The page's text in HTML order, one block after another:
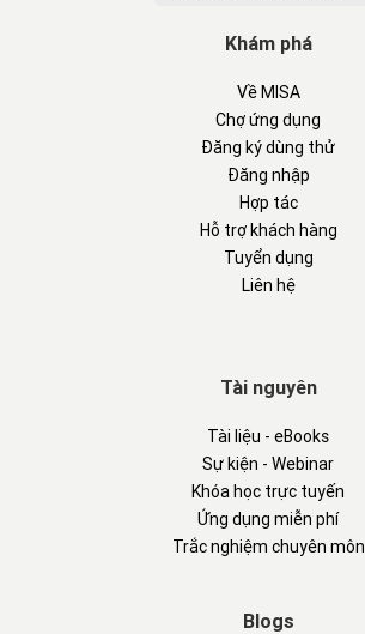
Khám phá
Về MISA
Chợ ứng dụng
Đăng ký dùng thử
Đăng nhập
Hợp tác
Hỗ trợ khách hàng
Tuyển dụng
Liên hệ
Tài nguyên
Tài liệu - eBooks
Sự kiện - Webinar
Khóa học trực tuyến
Ứng dụng miễn phí
Trắc nghiệm chuyên môn
Blogs